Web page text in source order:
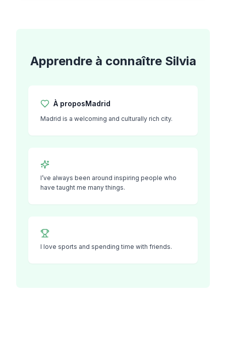
Apprendre à connaître Silvia
À proposMadrid
Madrid is a welcoming and culturally rich city.
I’ve always been around inspiring people who
have taught me many things.
I love sports and spending time with friends.